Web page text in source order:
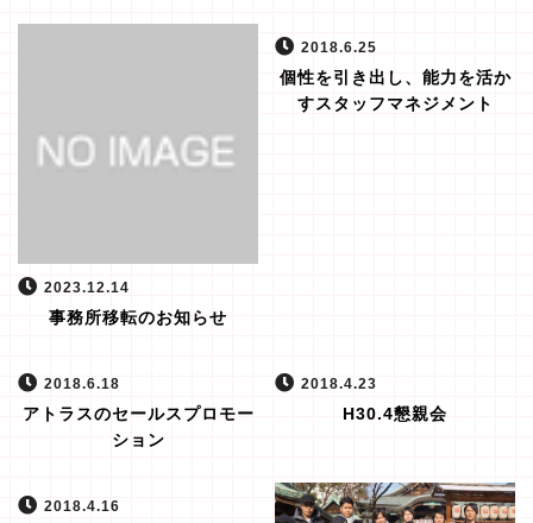
2023.12.14
事務所移転のお知らせ
2018.6.25
個性を引き出し、能力を活か
すスタッフマネジメント
2018.6.18
アトラスのセールスプロモー
ション
2018.4.23
H30.4懇親会
2018.4.16